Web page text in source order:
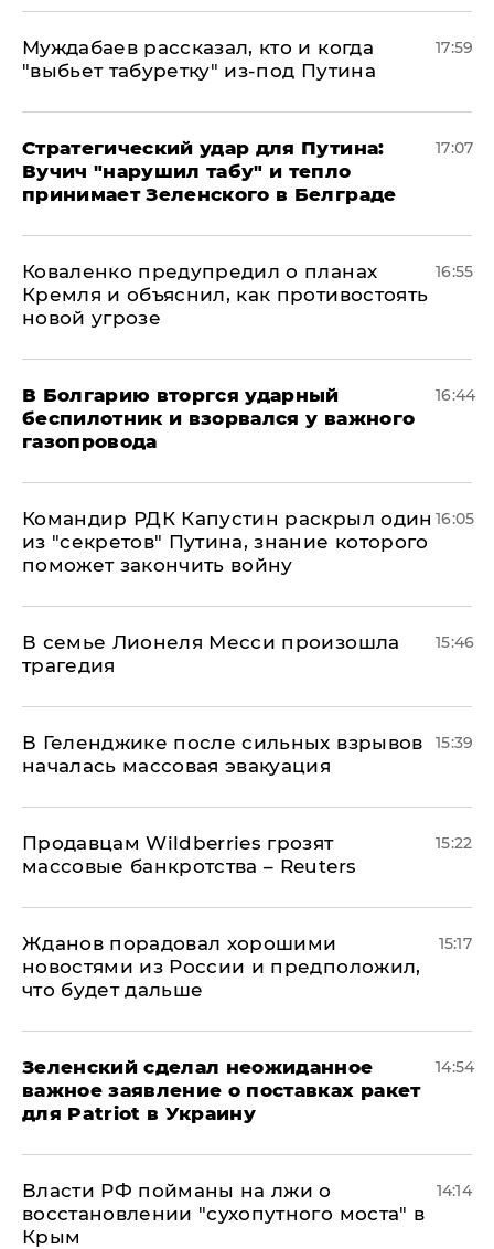
Муждабаев рассказал, кто и когда
"выбьет табуретку" из-под Путина
17:59
Стратегический удар для Путина:
Вучич "нарушил табу" и тепло
принимает Зеленского в Белграде
17:07
Коваленко предупредил о планах
Кремля и объяснил, как противостоять
новой угрозе
16:55
В Болгарию вторгся ударный
беспилотник и взорвался у важного
газопровода
16:44
Командир РДК Капустин раскрыл один
из "секретов" Путина, знание которого
поможет закончить войну
16:05
В семье Лионеля Месси произошла
трагедия
15:46
В Геленджике после сильных взрывов
началась массовая эвакуация
15:39
Продавцам Wildberries грозят
массовые банкротства – Reuters
15:22
Жданов порадовал хорошими
новостями из России и предположил,
что будет дальше
15:17
Зеленский сделал неожиданное
важное заявление о поставках ракет
для Patriot в Украину
14:54
Власти РФ пойманы на лжи о
восстановлении "сухопутного моста" в
Крым
14:14